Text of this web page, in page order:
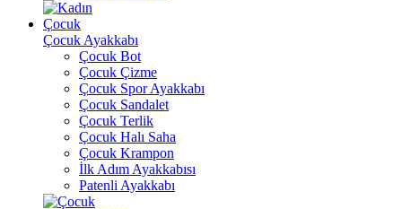
Çocuk
Çocuk Ayakkabı
Çocuk Bot
Çocuk Çizme
Çocuk Spor Ayakkabı
Çocuk Sandalet
Çocuk Terlik
Çocuk Halı Saha
Çocuk Krampon
İlk Adım Ayakkabısı
Patenli Ayakkabı